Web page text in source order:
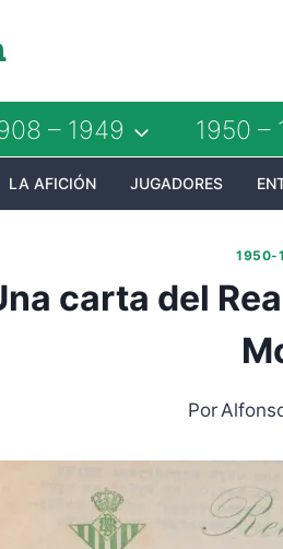
– 1949 1950 –
LA AFICIÓN JUGADORES
1950-
carta del
Por